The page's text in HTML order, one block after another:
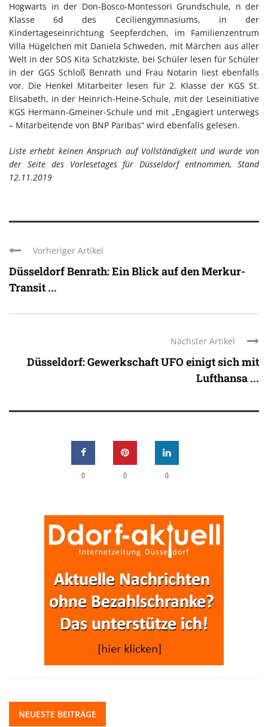
Hogwarts in der Don-Bosco-Montessori Grundschule, n der
Klasse 6d des Ceciliengymnasiums, in der
Kindertageseinrichtung Seepferdchen, im Familienzentrum
Villa Hügelchen mit Daniela Schweden, mit Märchen aus aller
Welt in der SOS Kita Schatzkiste, bei Schüler lesen für Schüler
in der GGS Schloß Benrath und Frau Notarin liest ebenfalls
vor. Die Henkel Mitarbeiter lesen für 2. Klasse der KGS St.
Elisabeth, in der Heinrich-Heine-Schule, mit der Leseinitiative
KGS Hermann-Gmeiner-Schule und mit „Engagiert unterwegs
– Mitarbeitende von BNP Paribas“ wird ebenfalls gelesen.
Liste erhebt keinen Anspruch auf Vollständigkeit und wurde von
der Seite des Vorlesetages für Düsseldorf entnommen, Stand
12.11.2019
Vorheriger Artikel
Düsseldorf Benrath: Ein Blick auf den Merkur-
Transit ...
Nächster Artikel
Düsseldorf: Gewerkschaft UFO einigt sich mit
Lufthansa ...
0 0 0
NEUESTE BEITRÄGE